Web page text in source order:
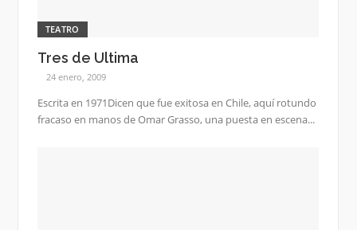
TEATRO
Tres de Ultima
24 enero, 2009
Escrita en 1971Dicen que fue exitosa en Chile, aquí rotundo
fracaso en manos de Omar Grasso, una puesta en escena...